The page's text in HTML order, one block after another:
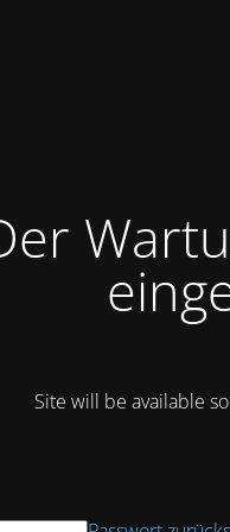
Site will be available